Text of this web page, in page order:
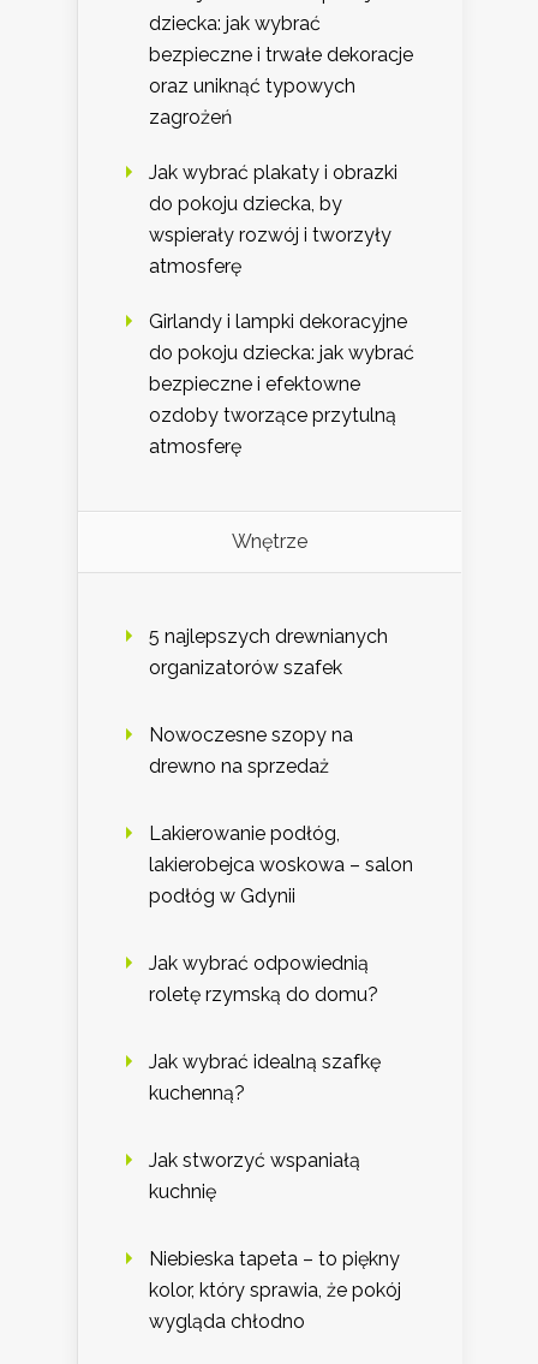
dziecka: jak wybrać
bezpieczne i trwałe dekoracje
oraz uniknąć typowych
zagrożeń
Jak wybrać plakaty i obrazki
do pokoju dziecka, by
wspierały rozwój i tworzyły
atmosferę
Girlandy i lampki dekoracyjne
do pokoju dziecka: jak wybrać
bezpieczne i efektowne
ozdoby tworzące przytulną
atmosferę
Wnętrze
5 najlepszych drewnianych
organizatorów szafek
Nowoczesne szopy na
drewno na sprzedaż
Lakierowanie podłóg,
lakierobejca woskowa – salon
podłóg w Gdynii
Jak wybrać odpowiednią
roletę rzymską do domu?
Jak wybrać idealną szafkę
kuchenną?
Jak stworzyć wspaniałą
kuchnię
Niebieska tapeta – to piękny
kolor, który sprawia, że pokój
wygląda chłodno